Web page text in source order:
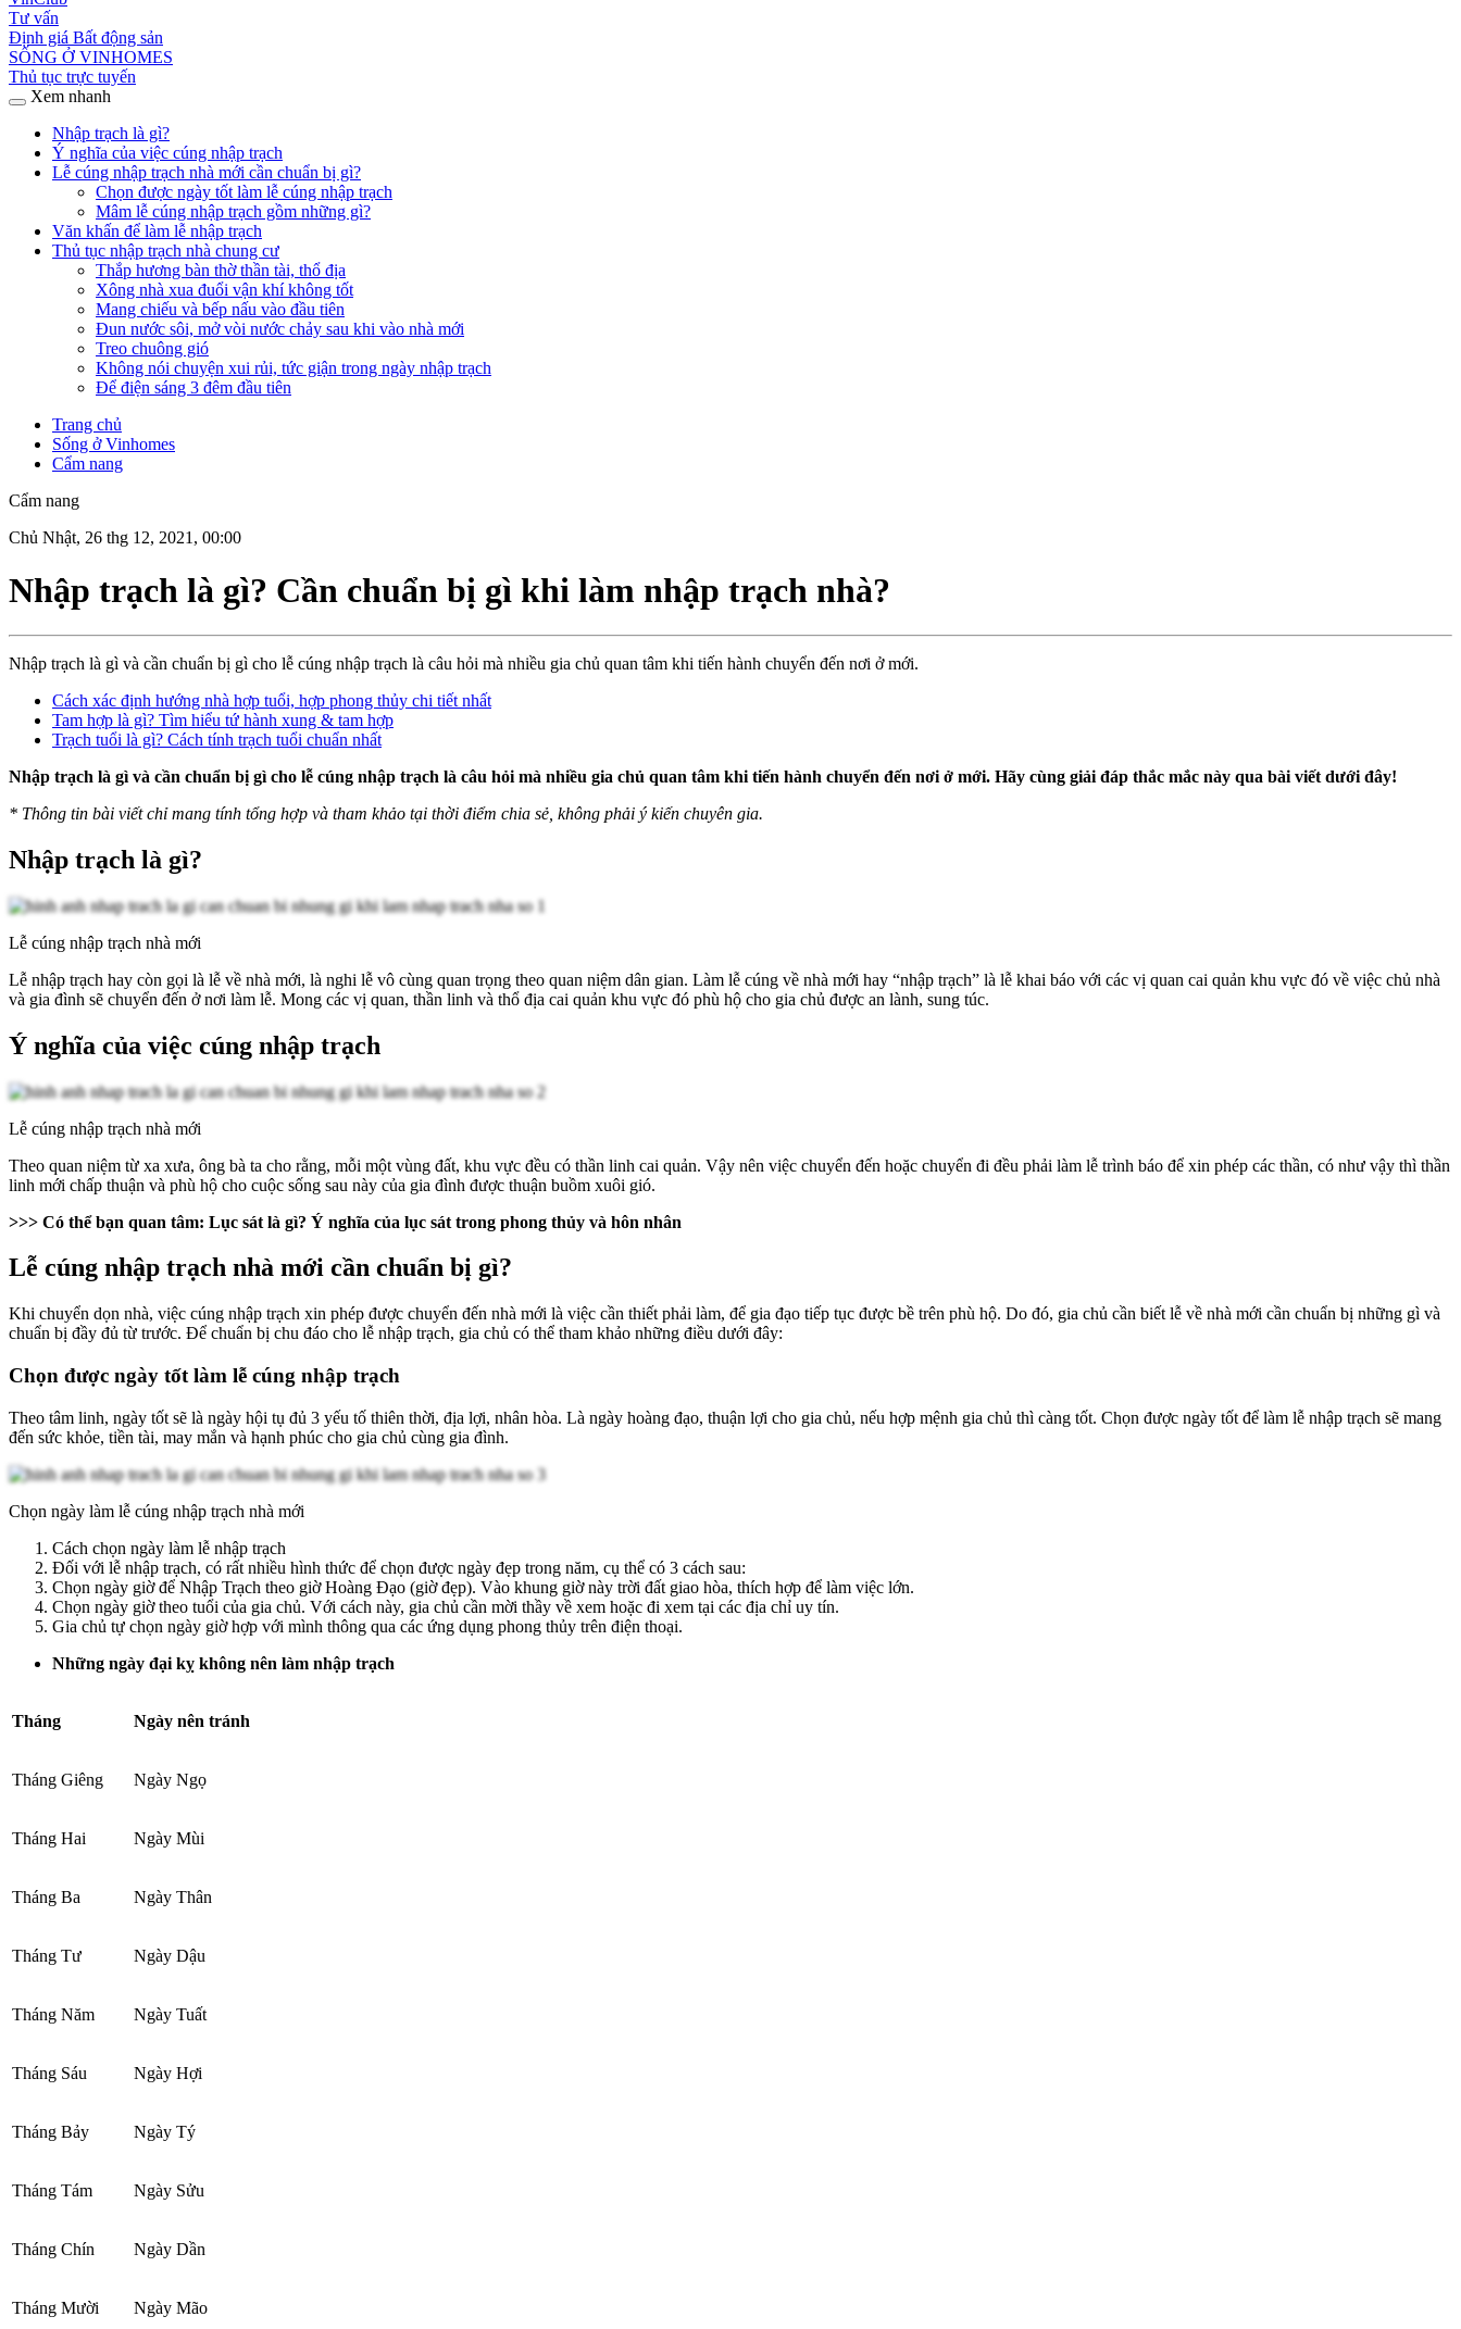
Tư vấn
Định giá Bất động sản
SỐNG Ở VINHOMES
Thủ tục trực tuyến
Xem nhanh
Nhập trạch là gì?
Ý nghĩa của việc cúng nhập trạch
Lễ cúng nhập trạch nhà mới cần chuẩn bị gì?
Chọn được ngày tốt làm lễ cúng nhập trạch
Mâm lễ cúng nhập trạch gồm những gì?
Văn khấn để làm lễ nhập trạch
Thủ tục nhập trạch nhà chung cư
Thắp hương bàn thờ thần tài, thổ địa
Xông nhà xua đuổi vận khí không tốt
Mang chiếu và bếp nấu vào đầu tiên
Đun nước sôi, mở vòi nước chảy sau khi vào nhà mới
Treo chuông gió
Không nói chuyện xui rủi, tức giận trong ngày nhập trạch
Để điện sáng 3 đêm đầu tiên
Trang chủ
Sống ở Vinhomes
Cẩm nang
Cẩm nang
Chủ Nhật, 26 thg 12, 2021, 00:00
Nhập trạch là gì? Cần chuẩn bị gì khi làm nhập trạch nhà?
Nhập trạch là gì và cần chuẩn bị gì cho lễ cúng nhập trạch là câu hỏi mà nhiều gia chủ quan tâm khi tiến hành chuyển đến nơi ở mới.
Cách xác định hướng nhà hợp tuổi, hợp phong thủy chi tiết nhất
Tam hợp là gì? Tìm hiểu tứ hành xung & tam hợp
Trạch tuổi là gì? Cách tính trạch tuổi chuẩn nhất
Nhập trạch là gì và cần chuẩn bị gì cho lễ cúng nhập trạch là câu hỏi mà nhiều gia chủ quan tâm khi tiến hành chuyển đến nơi ở mới. Hãy cùng giải đáp thắc mắc này qua bài viết dưới đây!
* Thông tin bài viết chỉ mang tính tổng hợp và tham khảo tại thời điểm chia sẻ, không phải ý kiến chuyên gia.
Nhập trạch là gì?
Lễ cúng nhập trạch nhà mới
Lễ nhập trạch hay còn gọi là lễ về nhà mới, là nghi lễ vô cùng quan trọng theo quan niệm dân gian. Làm lễ cúng về nhà mới hay “nhập trạch” là lễ khai báo với các vị quan cai quản khu vực đó về việc chủ nhà
và gia đình sẽ chuyển đến ở nơi làm lễ. Mong các vị quan, thần linh và thổ địa cai quản khu vực đó phù hộ cho gia chủ được an lành, sung túc.
Ý nghĩa của việc cúng nhập trạch
Lễ cúng nhập trạch nhà mới
Theo quan niệm từ xa xưa, ông bà ta cho rằng, mỗi một vùng đất, khu vực đều có thần linh cai quản. Vậy nên việc chuyển đến hoặc chuyển đi đều phải làm lễ trình báo để xin phép các thần, có như vậy thì thần
linh mới chấp thuận và phù hộ cho cuộc sống sau này của gia đình được thuận buồm xuôi gió.
>>> Có thể bạn quan tâm: Lục sát là gì? Ý nghĩa của lục sát trong phong thủy và hôn nhân
Lễ cúng nhập trạch nhà mới cần chuẩn bị gì?
Khi chuyển dọn nhà, việc cúng nhập trạch xin phép được chuyển đến nhà mới là việc cần thiết phải làm, để gia đạo tiếp tục được bề trên phù hộ. Do đó, gia chủ cần biết lễ về nhà mới cần chuẩn bị những gì và
chuẩn bị đầy đủ từ trước. Để chuẩn bị chu đáo cho lễ nhập trạch, gia chủ có thể tham khảo những điều dưới đây:
Chọn được ngày tốt làm lễ cúng nhập trạch
Theo tâm linh, ngày tốt sẽ là ngày hội tụ đủ 3 yếu tố thiên thời, địa lợi, nhân hòa. Là ngày hoàng đạo, thuận lợi cho gia chủ, nếu hợp mệnh gia chủ thì càng tốt. Chọn được ngày tốt để làm lễ nhập trạch sẽ mang
đến sức khỏe, tiền tài, may mắn và hạnh phúc cho gia chủ cùng gia đình.
Chọn ngày làm lễ cúng nhập trạch nhà mới
Cách chọn ngày làm lễ nhập trạch
Đối với lễ nhập trạch, có rất nhiều hình thức để chọn được ngày đẹp trong năm, cụ thể có 3 cách sau:
Chọn ngày giờ để Nhập Trạch theo giờ Hoàng Đạo (giờ đẹp). Vào khung giờ này trời đất giao hòa, thích hợp để làm việc lớn.
Chọn ngày giờ theo tuổi của gia chủ. Với cách này, gia chủ cần mời thầy về xem hoặc đi xem tại các địa chỉ uy tín.
Gia chủ tự chọn ngày giờ hợp với mình thông qua các ứng dụng phong thủy trên điện thoại.
Những ngày đại kỵ không nên làm nhập trạch
Tháng Ngày nên tránh
Tháng Giêng Ngày Ngọ
Tháng Hai Ngày Mùi
Tháng Ba Ngày Thân
Tháng Tư Ngày Dậu
Tháng Năm Ngày Tuất
Tháng Sáu Ngày Hợi
Tháng Bảy Ngày Tý
Tháng Tám Ngày Sửu
Tháng Chín Ngày Dần
Tháng Mười Ngày Mão